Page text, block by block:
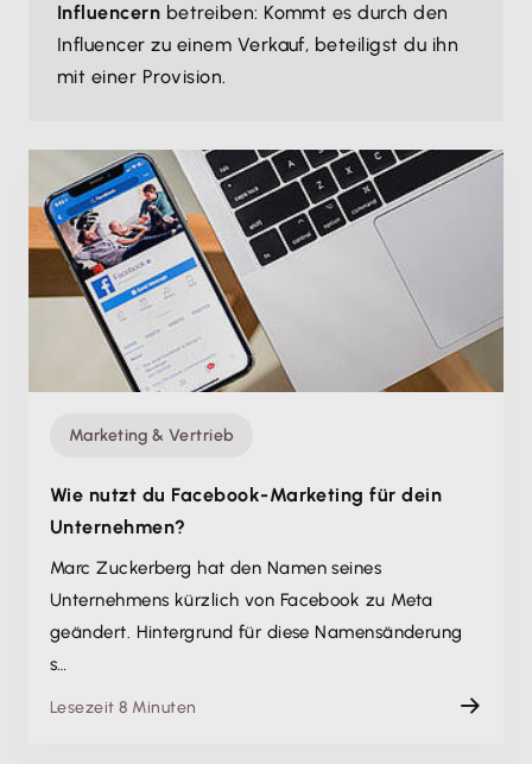
Influencern betreiben: Kommt es durch den
Influencer zu einem Verkauf, beteiligst du ihn
mit einer Provision.
Marketing & Vertrieb
Wie nutzt du Facebook-Marketing für dein
Unternehmen?
Marc Zuckerberg hat den Namen seines
Unternehmens kürzlich von Facebook zu Meta
geändert. Hintergrund für diese Namensänderung
s…
Lesezeit 8 Minuten